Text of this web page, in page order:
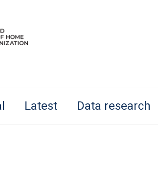
Latest Data research